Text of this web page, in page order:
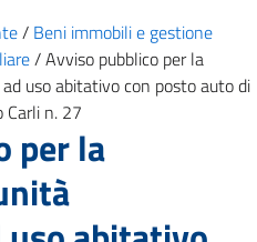
/ Beni immobili e gestione
/Avviso pubblico per la
uso abitativo con posto auto di
Carli n. 27
per la